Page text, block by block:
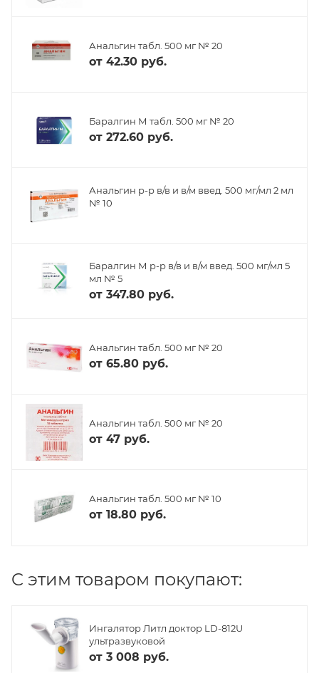
Анальгин табл. 500 мг № 20
от 42.30 руб.
Баралгин М табл. 500 мг № 20
от 272.60 руб.
Анальгин р-р в/в и в/м введ. 500 мг/мл 2 мл
№ 10
Баралгин М р-р в/в и в/м введ. 500 мг/мл 5
мл № 5
от 347.80 руб.
Анальгин табл. 500 мг № 20
от 65.80 руб.
Анальгин табл. 500 мг № 20
от 47 руб.
Анальгин табл. 500 мг № 10
от 18.80 руб.
C этим товаром покупают:
Ингалятор Литл доктор LD-812U
ультразвуковой
от 3 008 руб.